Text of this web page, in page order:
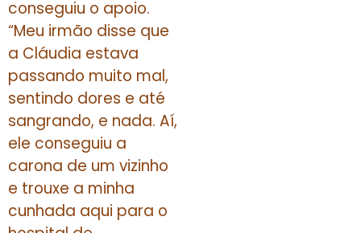
conseguiu o apoio.
“Meu irmão disse que
a Cláudia estava
passando muito mal,
sentindo dores e até
sangrando, e nada. Aí,
ele conseguiu a
carona de um vizinho
e trouxe a minha
cunhada aqui para o